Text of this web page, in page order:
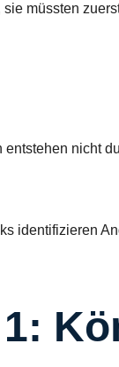
müssten
nicht
identifizieren